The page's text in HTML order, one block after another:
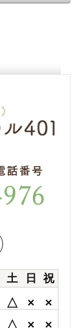
土 日
祝
△ × ×
△ × ×